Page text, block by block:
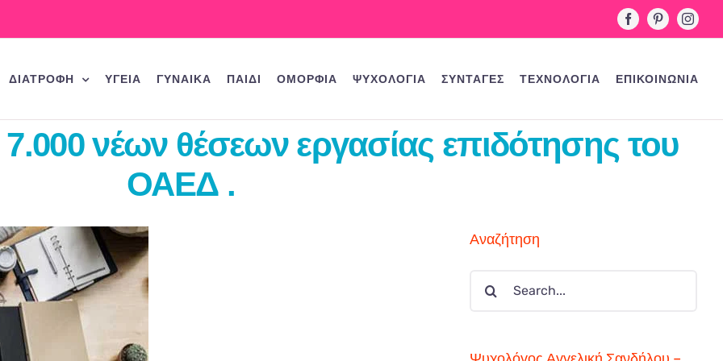
FacebookPinterest
ΔΙΑΤΡΟΦΗ ΥΓΕΙΑ ΓΥΝΑΙΚΑ ΠΑΙΔΙ ΟΜΟΡΦΙΑ ΨΥΧΟΛΟΓΙΑ ΣΥΝΤΑΓΕΣ ΤΕΧΝΟΛΟΓΙΑ ΕΠΙΚΟΙΝΩΝΙΑ
7.000 νέων θέσεων εργασίας επιδότησης του
ΟΑΕΔ .
Αναζήτηση
Search